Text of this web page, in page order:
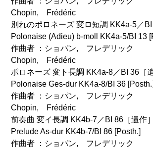
Chopin, Frédéric
別れのポロネーズ 変ロ短調 KK4a-5／BI
Polonaise (Adieu) b-moll KK4a-5/BI 13
作曲者 ：ショパン, フレデリック
Chopin, Frédéric
ポロネーズ 変ト長調 KK4a-8／BI 36［
Polonaise Ges-dur KK4a-8/BI 36 [Posth.]
作曲者 ：ショパン, フレデリック
Chopin, Frédéric
前奏曲 変イ長調 KK4b-7／BI 86［遺作］
Prelude As-dur KK4b-7/BI 86 [Posth.]
作曲者 ：ショパン, フレデリック